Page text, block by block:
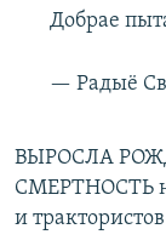
Добрае
— Радыё
ВЫРОСЛА
СМЕРТНОСТЬ
и трактористов